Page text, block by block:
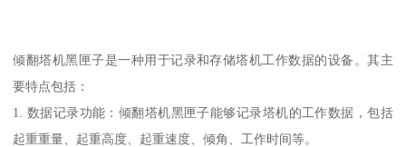
倾翻塔机黑匣子是一种用于记录和存储塔机工作数据的设备。其主
要特点包括：
1. 数据记录功能：倾翻塔机黑匣子能够记录塔机的工作数据，包括
起重重量、起重高度、起重速度、倾角、工作时间等。